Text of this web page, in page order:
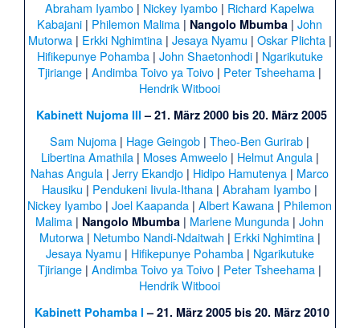
Abraham Iyambo | Nickey Iyambo | Richard Kapelwa
Kabajani | Philemon Malima | Nangolo Mbumba |John
Mutorwa| Erkki Nghimtina| Jesaya Nyamu | Oskar Plichta|
Hifikepunye Pohamba| John Shaetonhodi| Ngarikutuke
Tjiriange |Andimba Toivo ya Toivo | Peter Tsheehama |
Hendrik Witbooi
Kabinett Nujoma III – 21. März 2000 bis 20. März 2005
Sam Nujoma | Hage Geingob |Theo-Ben Gurirab |
Libertina Amathila| Moses Amweelo| Helmut Angula|
Nahas Angula |Jerry Ekandjo | Hidipo Hamutenya | Marco
Hausiku | Pendukeni Iivula-Ithana |Abraham Iyambo |
Nickey Iyambo |Joel Kaapanda |Albert Kawana | Philemon
Malima | Nangolo Mbumba | Marlene Mungunda |John
Mutorwa| Netumbo Nandi-Ndaitwah | Erkki Nghimtina|
Jesaya Nyamu | Hifikepunye Pohamba| Ngarikutuke
Tjiriange |Andimba Toivo ya Toivo | Peter Tsheehama |
Hendrik Witbooi
Kabinett Pohamba I – 21. März 2005 bis 20. März 2010